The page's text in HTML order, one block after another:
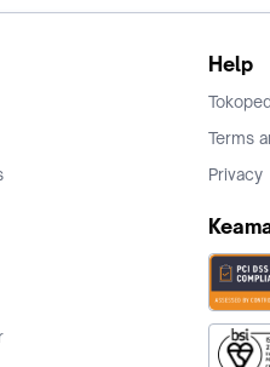
Help
Terms
Privacy